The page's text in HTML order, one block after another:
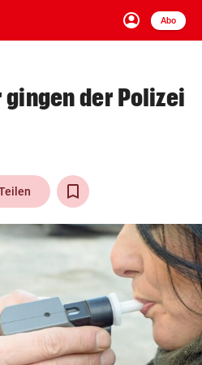
account_circle
Anmelden
Abo
close Schließen
arrow_right
der Polizei